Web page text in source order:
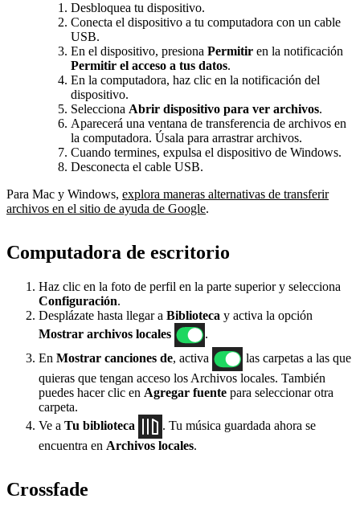
Desbloquea tu dispositivo.
Conecta el dispositivo a tu computadora con un cable
USB.
En el dispositivo, presiona Permitir en la notificación
Permitir el acceso a tus datos.
En la computadora, haz clic en la notificación del
dispositivo.
Selecciona Abrir dispositivo para ver archivos.
Aparecerá una ventana de transferencia de archivos en
la computadora. Úsala para arrastrar archivos.
Cuando termines, expulsa el dispositivo de Windows.
Desconecta el cable USB.
Para Mac y Windows, explora maneras alternativas de transferir
archivos en el sitio de ayuda de Google.
Computadora de escritorio
Haz clic en la foto de perfil en la parte superior y selecciona
Configuración.
Desplázate hasta llegar a Biblioteca y activa la opción
Mostrar archivos locales
.
En Mostrar canciones de, activa
las carpetas a las que
quieras que tengan acceso los Archivos locales. También
puedes hacer clic en Agregar fuente para seleccionar otra
carpeta.
Ve a Tu biblioteca
. Tu música guardada ahora se
encuentra en Archivos locales.
Crossfade